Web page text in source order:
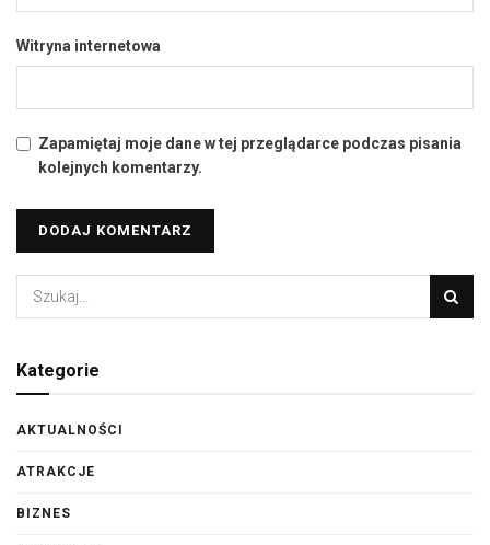
Witryna internetowa
Zapamiętaj moje dane w tej przeglądarce podczas pisania
kolejnych komentarzy.
Kategorie
AKTUALNOŚCI
ATRAKCJE
BIZNES